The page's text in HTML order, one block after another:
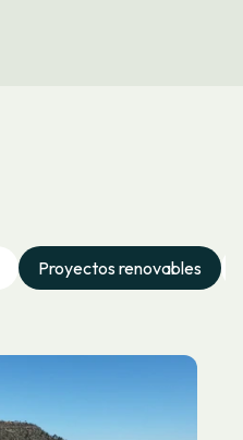
Proyectos renovables